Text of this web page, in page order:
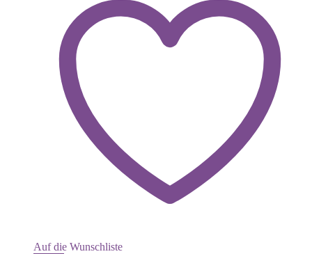
Auf die Wunschliste